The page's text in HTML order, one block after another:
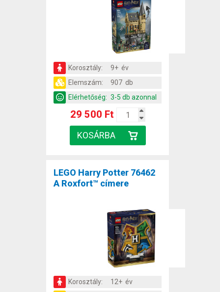
Korosztály:
9+ év
Elemszám:
907 db
Elérhetőség: 3-5 db azonnal
29 500 Ft
LEGO Harry Potter 76462
A Roxfort™ címere
Korosztály:
12+ év